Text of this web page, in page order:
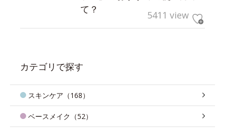
て？
5411 view
カテゴリで探す
スキンケア（168）
ベースメイク（52）